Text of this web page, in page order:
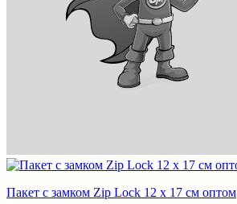
Пакет с замком Zip Lock 12 х 17 см оптом